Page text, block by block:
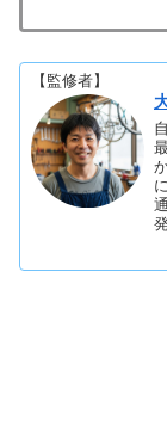
【監修者】